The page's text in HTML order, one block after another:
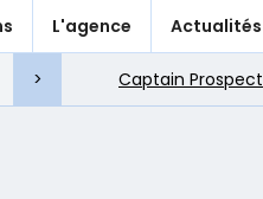
L'agence Actualités
> Captain Prospect